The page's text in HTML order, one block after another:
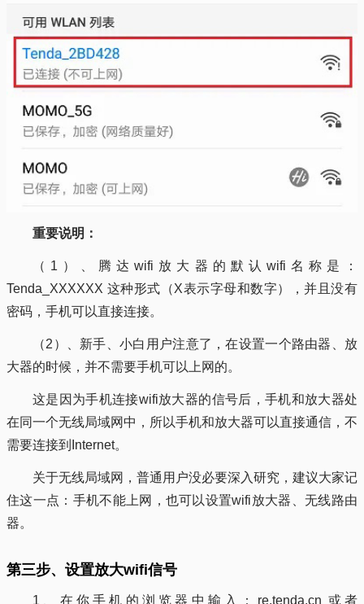
重要说明：
（1）、腾达wifi放大器的默认wifi名称是：
Tenda_XXXXXX 这种形式（X表示字母和数字），并且没有
密码，手机可以直接连接。
（2）、新手、小白用户注意了，在设置一个路由器、放
大器的时候，并不需要手机可以上网的。
这是因为手机连接wifi放大器的信号后，手机和放大器处
在同一个无线局域网中，所以手机和放大器可以直接通信，不
需要连接到Internet。
关于无线局域网，普通用户没必要深入研究，建议大家记
住这一点：手机不能上网，也可以设置wifi放大器、无线路由
器。
第三步、设置放大wifi信号
1、在你手机的浏览器中输入：re.tenda.cn 或者